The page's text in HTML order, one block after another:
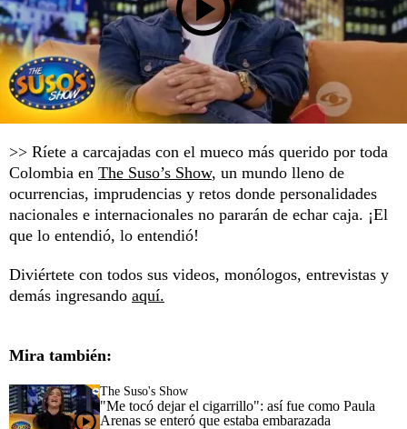
>> Ríete a carcajadas con el mueco más querido por toda
Colombia en The Suso’s Show, un mundo lleno de
ocurrencias, imprudencias y retos donde personalidades
nacionales e internacionales no pararán de echar caja. ¡El
que lo entendió, lo entendió!
Diviértete con todos sus videos, monólogos, entrevistas y
demás ingresando aquí.
Mira también:
The Suso's Show
"Me tocó dejar el cigarrillo": así fue como Paula
Arenas se enteró que estaba embarazada